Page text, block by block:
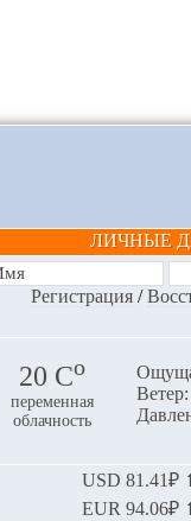
ЛИЧНЫЕ
Регистрация/
20 Сo
переменная
облачность
USD 81.41₽
EUR 94.06₽